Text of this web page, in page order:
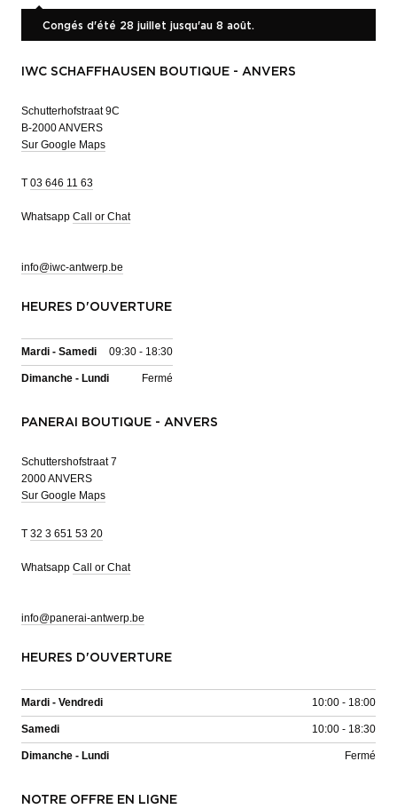
Congés d'été 28 juillet jusqu'au 8 août.
IWC SCHAFFHAUSEN BOUTIQUE - ANVERS
Schutterhofstraat 9C
B-2000 ANVERS
Sur Google Maps
T 03 646 11 63
Whatsapp Call or Chat
info@iwc-antwerp.be
HEURES D'OUVERTURE
Mardi - Samedi 09:30 - 18:30
Dimanche - Lundi Fermé
PANERAI BOUTIQUE - ANVERS
Schuttershofstraat 7
2000 ANVERS
Sur Google Maps
T 32 3 651 53 20
Whatsapp Call or Chat
info@panerai-antwerp.be
HEURES D'OUVERTURE
Mardi - Vendredi 10:00 - 18:00
Samedi 10:00 - 18:30
Dimanche - Lundi Fermé
NOTRE OFFRE EN LIGNE